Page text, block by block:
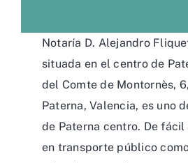
Notaría D. Alejandro
situada en el centro de
del Comte de Montornès,
Paterna, Valencia, es uno
de Paterna centro. De
en transporte público